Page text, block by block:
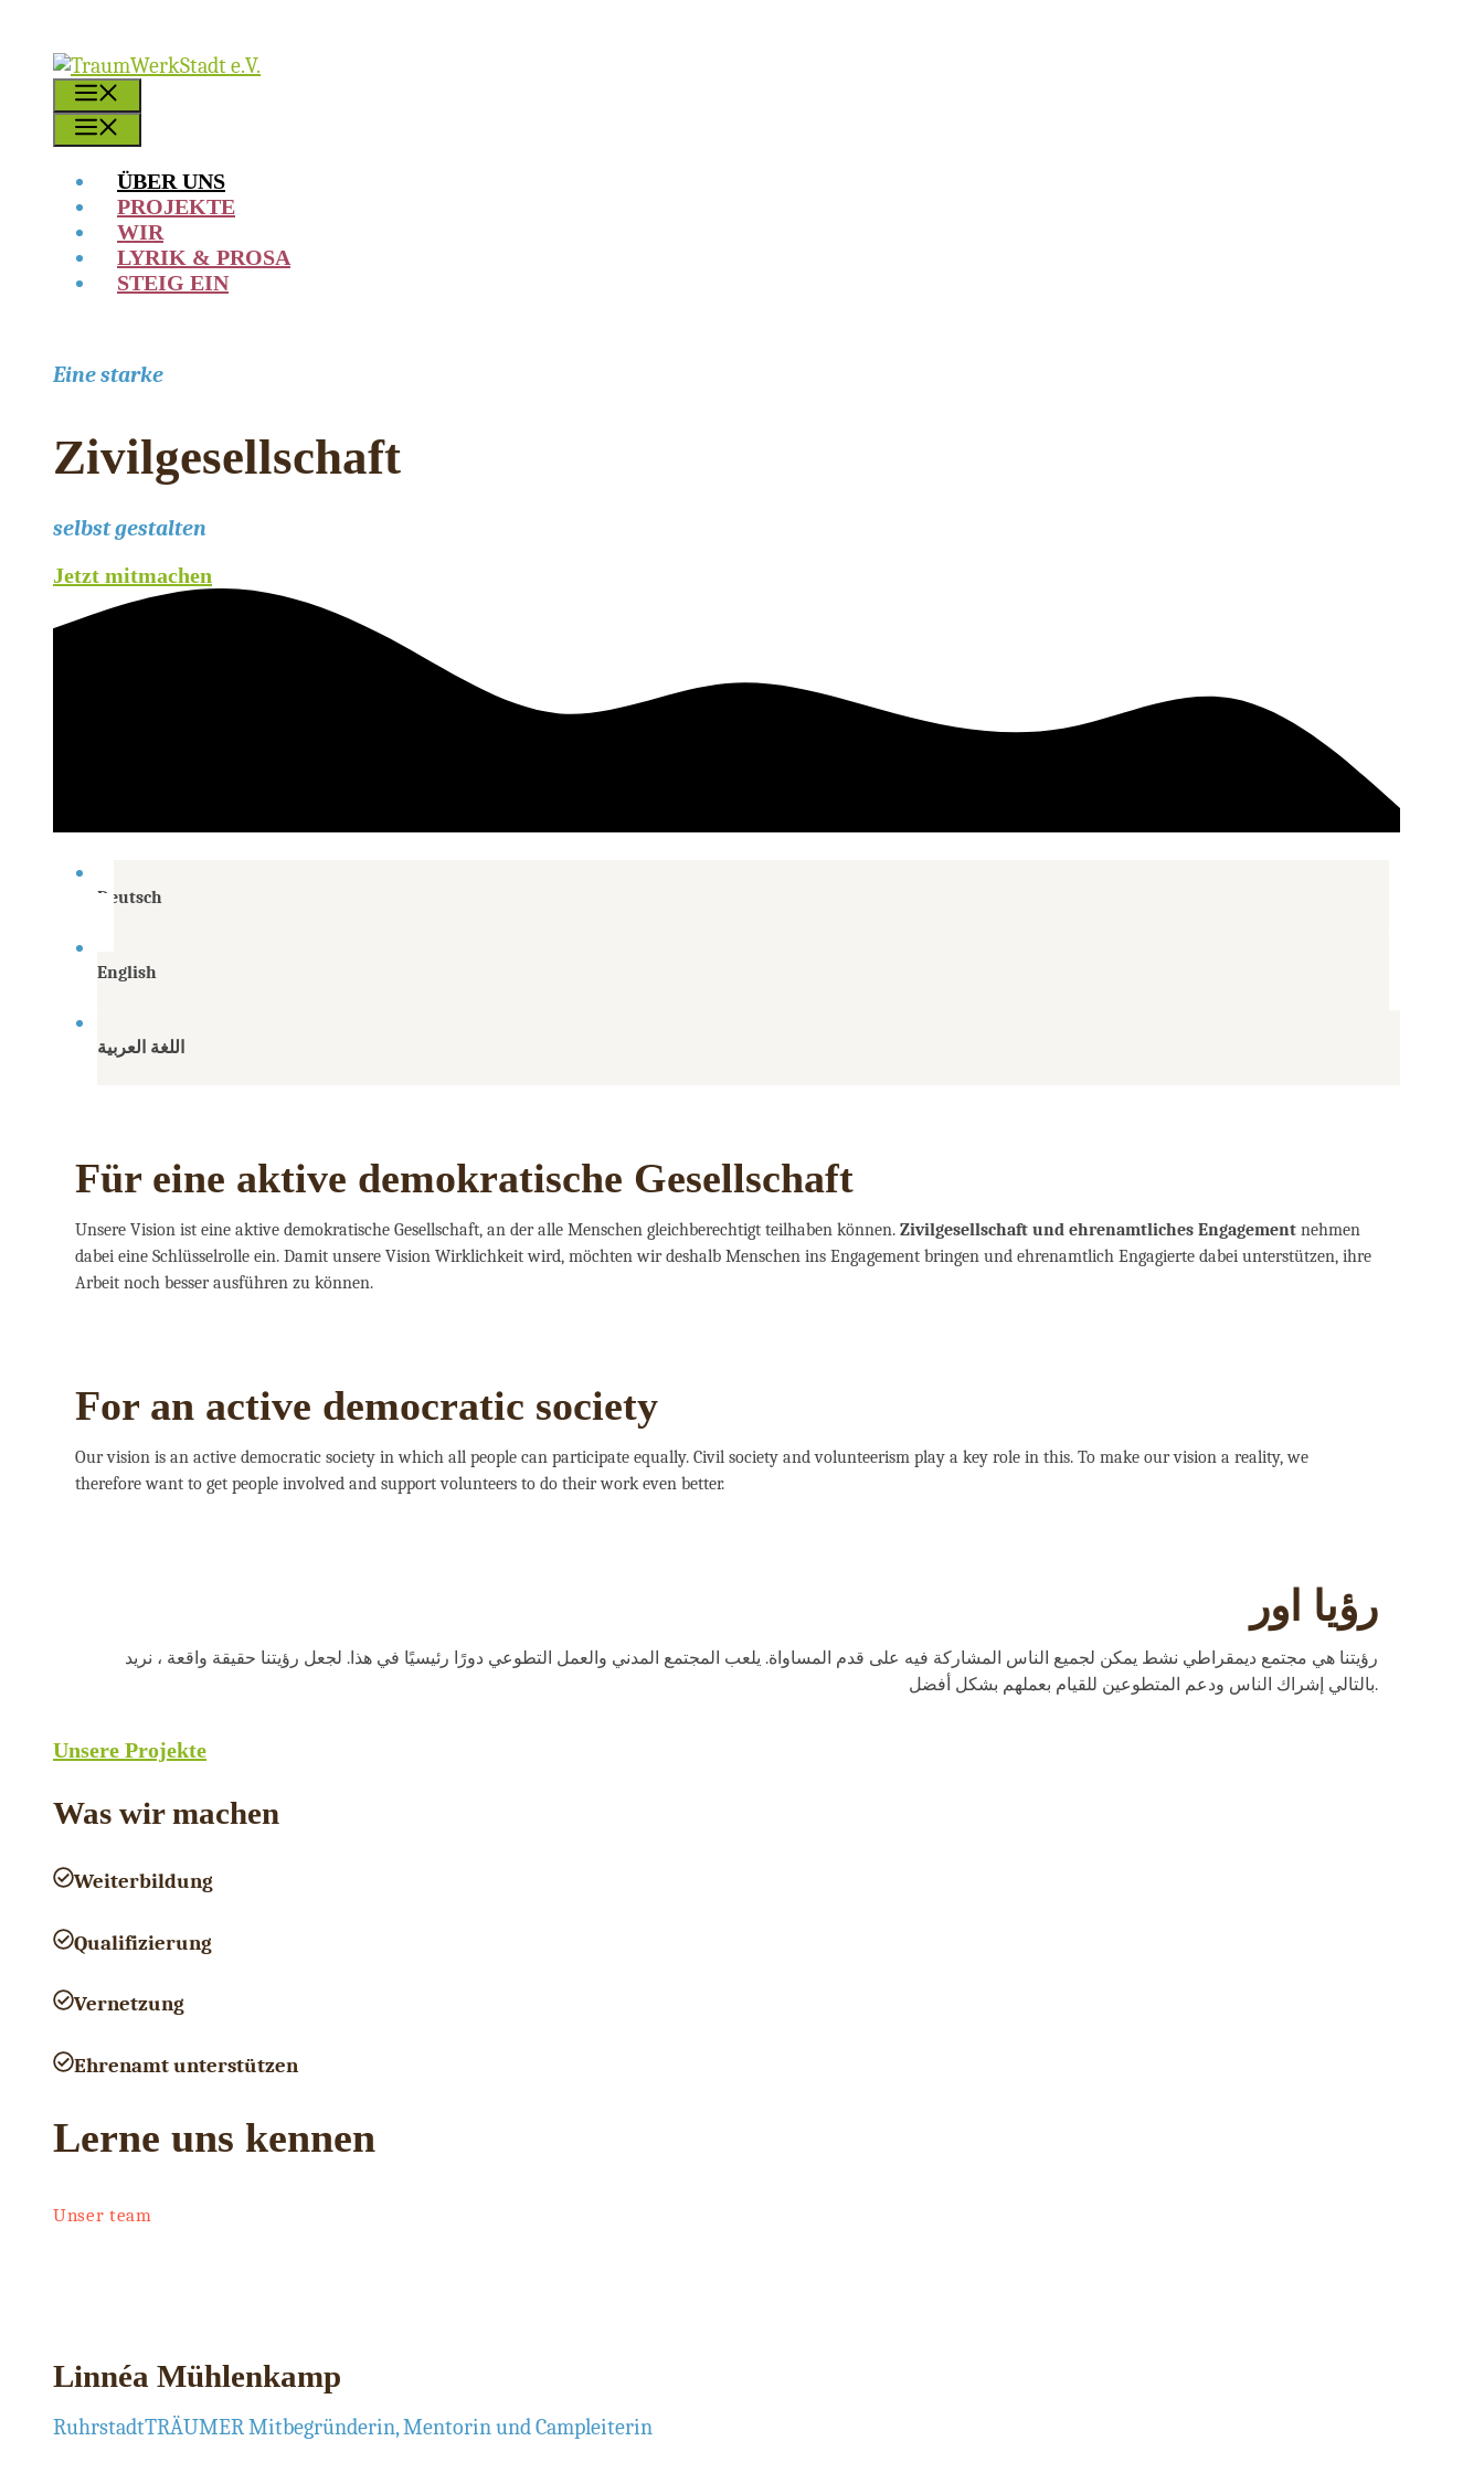
springen
ÜBER UNS
PROJEKTE
WIR
LYRIK & PROSA
STEIG EIN
Eine starke
Zivilgesellschaft
selbst gestalten
Jetzt mitmachen
Deutsch
English
اللغة العربية
Für eine aktive demokratische Gesellschaft
Unsere Vision ist eine aktive demokratische Gesellschaft, an der alle Menschen gleichberechtigt teilhaben können. Zivilgesellschaft und ehrenamtliches Engagement nehmen
dabei eine Schlüsselrolle ein. Damit unsere Vision Wirklichkeit wird, möchten wir deshalb Menschen ins Engagement bringen und ehrenamtlich Engagierte dabei unterstützen, ihre
Arbeit noch besser ausführen zu können.
For an active democratic society
Our vision is an active democratic society in which all people can participate equally. Civil society and volunteerism play a key role in this. To make our vision a reality, we
therefore want to get people involved and support volunteers to do their work even better.
رؤيا اور
رؤيتنا هي مجتمع ديمقراطي نشط يمكن لجميع الناس المشاركة فيه على قدم المساواة. يلعب المجتمع المدني والعمل التطوعي دورًا رئيسيًا في هذا. لجعل رؤيتنا حقيقة واقعة ، نريد
بالتالي إشراك الناس ودعم المتطوعين للقيام بعملهم بشكل أفضل.
Unsere Projekte
Was wir machen
Weiterbildung
Qualifizierung
Vernetzung
Ehrenamt unterstützen
Lerne uns kennen
Unser team
Linnéa Mühlenkamp
RuhrstadtTRÄUMER Mitbegründerin, Mentorin und Campleiterin